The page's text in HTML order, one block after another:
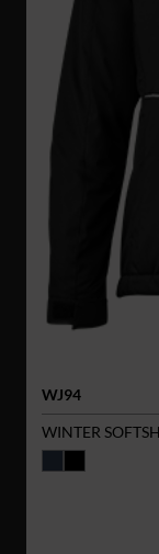
WJ94
WINTER